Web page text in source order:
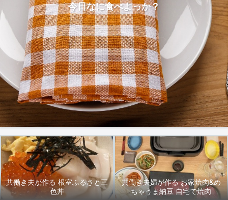
今日なに食べよっか？
共働き夫が作る 根室ふるさと三
色丼
共働き夫婦が作る お家焼肉&め
ちゃうま納豆 自宅で焼肉